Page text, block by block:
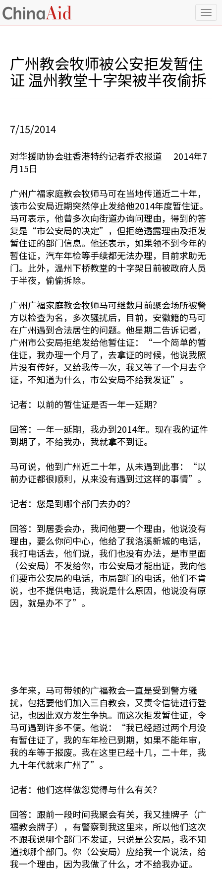
T
o
o
广州教会牧师被公安拒发暂住
证 温州教堂十字架被半夜偷拆
7/15/2014
对华援助协会驻香港特约记者乔农报道 2014年7
月15日
广州广福家庭教会牧师马可在当地传道近二十年，
该市公安局近期突然停止发给他2014年度暂住证。
马可表示，他曾多次向街道办询问理由，得到的答
复是“市公安局的决定”，但拒绝透露理由及拒发
暂住证的部门信息。他还表示，如果领不到今年的
暂住证，汽车年检等手续都无法办理，目前求助无
门。此外，温州下桥教堂的十字架日前被政府人员
于半夜，偷偷拆除。
广州广福家庭教会牧师马可继数月前聚会场所被警
方以检查为名，多次骚扰后，目前，安徽籍的马可
在广州遇到合法居住的问题。他星期二告诉记者，
广州市公安局拒绝发给他暂住证：“一个简单的暂
住证，我办理一个月了，去拿证的时候，他说我照
片没有传好，又给我传一次，我又等了一个月去拿
证，不知道为什么，市公安局不给我发证”。
记者：以前的暂住证是否一年一延期？
回答：一年一延期，我办到2014年。现在我的证件
到期了，不给我办，我就拿不到证。
马可说，他到广州近二十年，从未遇到此事：“以
前办证都很顺利，从来没有遇到过这样的事情”。
记者：您是到哪个部门去办的？
回答：到居委会办，我问他要一个理由，他说没有
理由，要么你问中心，他给了我洛溪新城的电话，
我打电话去，他们说，我们也没有办法，是市里面
（公安局）不发给你，市公安局才能出证，我向他
们要市公安局的电话，市局部门的电话，他们不肯
说，也不提供电话，我说是什么原因，他说没有原
因，就是办不了”。
多年来，马可带领的广福教会一直是受到警方骚
扰，包括要他们加入三自教会，又责令信徒进行登
记，也因此双方发生争执。而这次拒发暂住证，令
马可遇到许多不便。他说：“我已经超过两个月没
有暂住证了，我的车年检已到期，如果不能年审，
我的车等于报废。我在这里已经十几，二十年，我
九十年代就来广州了”。
记者：他们这样做您觉得与什么有关？
回答：跟前一段时间我聚会有关，我又挂牌子（广
福教会牌子），有警察到我这里来，所以他们这次
不跟我说哪个部门不发证，只说是公安局，我不知
道找哪个部门。你（公安局）应给我一个说法，给
我一个理由，因为我做了什么，才不给我办证。